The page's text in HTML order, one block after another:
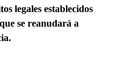
legales establecidos
se reanudará a